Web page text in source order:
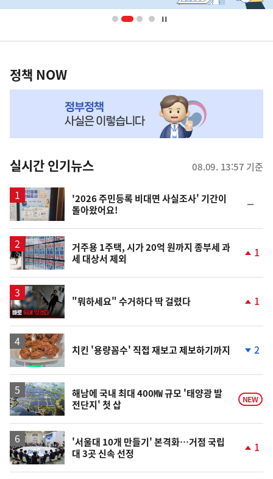
영
책
NOW,
뉴
스
정책 NOW
실시간 인기뉴스 08.09. 13:57 기준
'2026 주민등록 비대면 사실조사' 기간이
돌아왔어요!
일
거주용 1주택, 시가 20억 원까지 종부세 과
세 대상서 제외
1
영
상
"뭐하세요" 수거하다 딱 걸렸다 1
치킨 '용량꼼수' 직접 재보고 제보하기까지
락
2
해남에 국내 최대 400㎿ 규모 '태양광 발
전단지' 첫 삽
NEW
'서울대 10개 만들기' 본격화…거점 국립
대 3곳 신속 선정
1